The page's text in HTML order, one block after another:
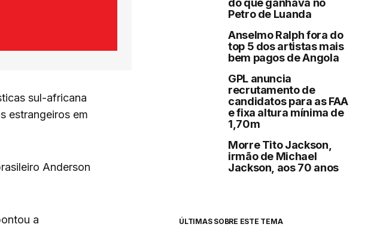
sul-africana
estrangeiros em
Anderson
a
do que ganhava no
Petro de Luanda
Anselmo Ralph fora do
top 5 dos artistas mais
bem pagos de Angola
GPL anuncia
recrutamento de
candidatos para as FAA
e fixa altura mínima de
1,70m
Morre Tito Jackson,
irmão de Michael
Jackson, aos 70 anos
ÚLTIMAS SOBRE ESTE TEMA